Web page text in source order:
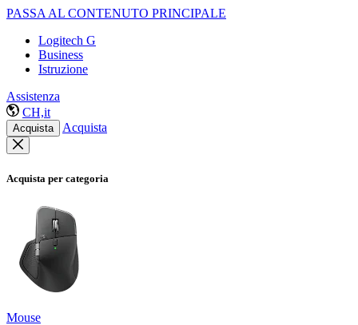
PASSA AL CONTENUTO PRINCIPALE
Logitech G
Business
Istruzione
Assistenza
CH,it
Acquista Acquista
Acquista per categoria
Mouse